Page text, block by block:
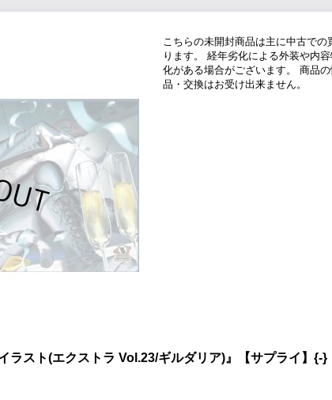
こちらの未開封商品は主に中古での
ります。 経年劣化による外装や内
化がある場合がございます。 商品
品・交換はお受け出来ません。
ラスト(エクストラ Vol.23/ギルダリア)』【サプライ】{-}